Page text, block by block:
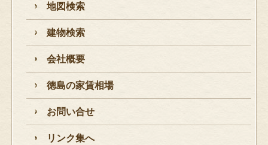
地図検索
建物検索
会社概要
徳島の家賃相場
お問い合せ
リンク集へ